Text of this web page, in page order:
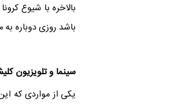
بالاخره با شیوع
باشد روزی دوباره
سینما و تلویزیون
یکی از مواردی که